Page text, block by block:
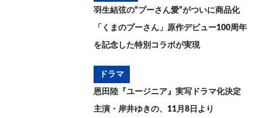
羽生結弦の“プーさん愛”がついに商品化
「くまのプーさん」原作デビュー100周年
を記念した特別コラボが実現
ドラマ
恩田陸『ユージニア』実写ドラマ化決定
主演・岸井ゆきの、11月8日より